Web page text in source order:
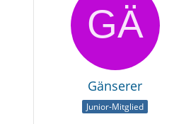
Gänserer
Junior-Mitglied